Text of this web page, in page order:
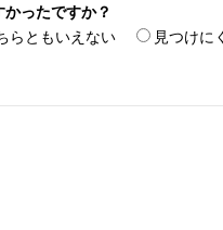
ったですか？
らともいえない 見つけに